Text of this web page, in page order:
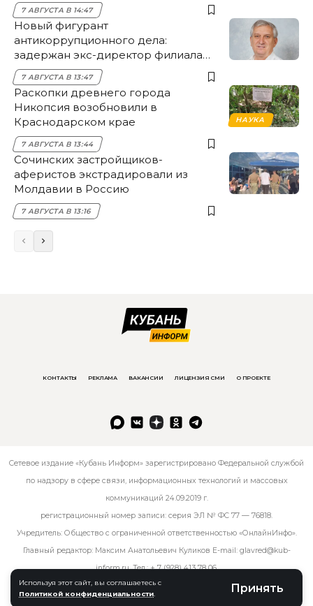
Используя этот сайт, вы соглашаетесь с
Политикой конфиденциальности
Принять
7 АВГУСТА В 14:47
Новый фигурант
антикоррупционного дела:
задержан экс-директор филиала
НЭСК Крымска
7 АВГУСТА В 13:47
НАУКА
Раскопки древнего города
Никопсия возобновили в
Краснодарском крае
7 АВГУСТА В 13:44
Сочинских застройщиков-
аферистов экстрадировали из
Молдавии в Россию
7 АВГУСТА В 13:16
КОНТАКТЫ РЕКЛАМА ВАКАНСИИ ЛИЦЕНЗИЯ СМИ О ПРОЕКТЕ
Сетевое издание «Кубань Информ» зарегистрировано Федеральной службой
по надзору в сфере связи, информационных технологий и массовых
коммуникаций 24.09.2019 г.
регистрационный номер записи: серия ЭЛ № ФС 77 — 76818.
Учредитель: Общество с ограниченной ответственностью «ОнлайнИнфо».
Главный редактор: Максим Анатольевич Куликов E-mail: glavred@kub-
inform.ru. Тел.:+ 7 (928) 413 78 06.
© kub-inform 2026